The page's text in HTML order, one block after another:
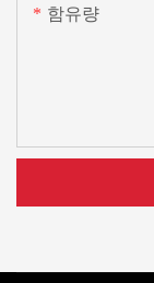
함유량